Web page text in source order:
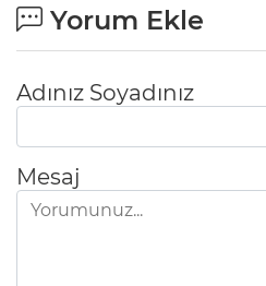
Yorum Ekle
Adınız Soyadınız
Mesaj